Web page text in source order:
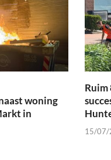
woning
in
Ruim
15/07/